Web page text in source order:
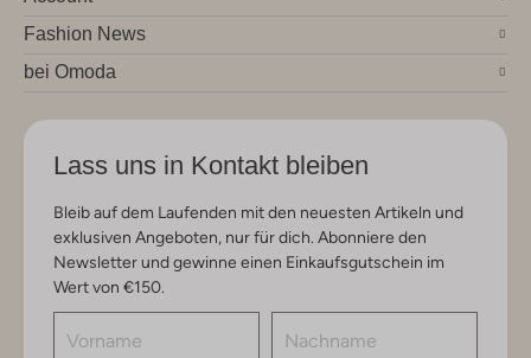
Fashion News
bei Omoda
Lass uns in Kontakt bleiben
Bleib auf dem Laufenden mit den neuesten Artikeln und
exklusiven Angeboten, nur für dich. Abonniere den
Newsletter und gewinne einen Einkaufsgutschein im
Wert von €150.